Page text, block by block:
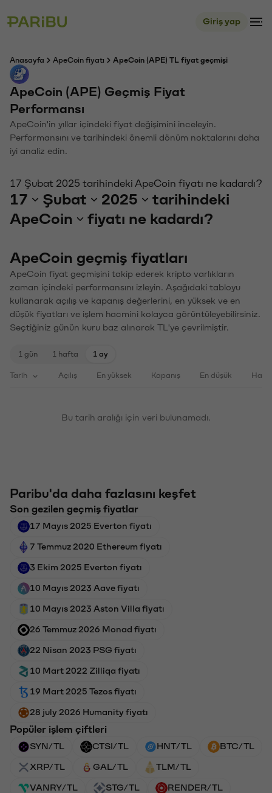
Giriş yap
Anasayfa ApeCoin fiyatı ApeCoin (APE) TL fiyat geçmişi
ApeCoin (APE) Geçmiş Fiyat
Performansı
ApeCoin'in yıllar içindeki fiyat değişimini inceleyin.
Performansını ve tarihindeki önemli dönüm noktalarını daha
iyi analiz edin.
17 Şubat 2025 tarihindeki ApeCoin fiyatı ne kadardı?
17 Şubat 2025
tarihindeki
ApeCoin
fiyatı ne kadardı?
ApeCoin geçmiş fiyatları
ApeCoin fiyat geçmişini takip ederek kripto varlıkların
zaman içindeki performansını izleyin. Aşağıdaki tabloyu
kullanarak açılış ve kapanış değerlerini, en yüksek ve en
düşük fiyatları ve işlem hacmini kolayca görüntüleyebilirsiniz.
Seçtiğiniz günün kuru baz alınarak TL'ye çevrilmiştir.
1 gün 1 hafta 1 ay
Tarih Açılış En yüksek Kapanış En düşük
Bu tarih aralığı için veri bulunamadı.
Paribu'da daha fazlasını keşfet
Son gezilen geçmiş fiyatlar
17 Mayıs 2025 Everton fiyatı
7 Temmuz 2020 Ethereum fiyatı
3 Ekim 2025 Everton fiyatı
10 Mayıs 2023 Aave fiyatı
10 Mayıs 2023 Aston Villa fiyatı
26 Temmuz 2026 Monad fiyatı
22 Nisan 2023 PSG fiyatı
10 Mart 2022 Zilliqa fiyatı
19 Mart 2025 Tezos fiyatı
28 july 2026 Humanity fiyatı
Popüler işlem çiftleri
SYN/TL CTSI/TL HNT/TL BTC/TL
XRP/TL GAL/TL TLM/TL
VANRY/TL STG/TL RENDER/TL